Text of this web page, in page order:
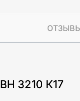
3210 К17